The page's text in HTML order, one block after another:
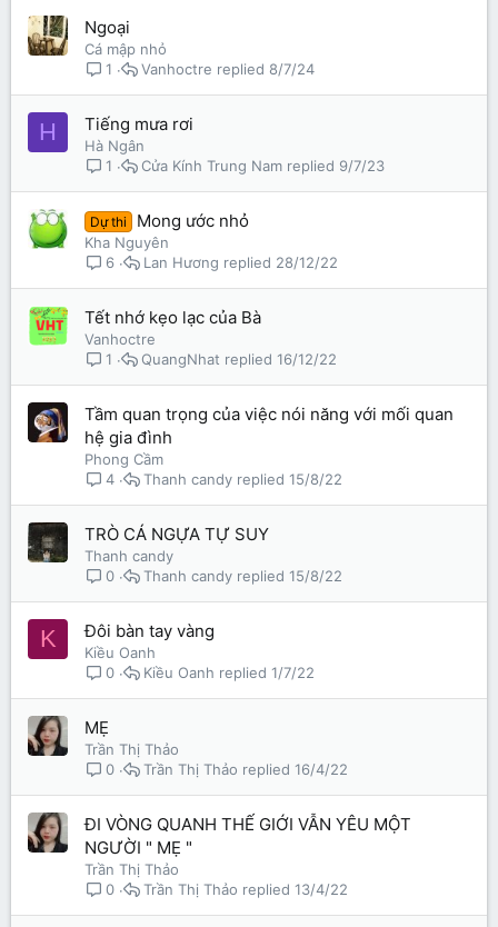
Ngoại
Cá mập nhỏ
1
8/7/24
Vanhoctre
H Tiếng mưa rơi
Hà Ngân
1
9/7/23
Cửa Kính Trung Nam
Dự thi Mong ước nhỏ
Kha Nguyên
6
28/12/22
Lan Hương
Tết nhớ kẹo lạc của Bà
Vanhoctre
1
16/12/22
QuangNhat
Tầm quan trọng của việc nói năng với mối quan
hệ gia đình
Phong Cầm
4
15/8/22
Thanh candy
TRÒ CÁ NGỰA TỰ SUY
Thanh candy
0
15/8/22
Thanh candy
K Đôi bàn tay vàng
Kiều Oanh
0
1/7/22
Kiều Oanh
MẸ
Trần Thị Thảo
0
16/4/22
Trần Thị Thảo
ĐI VÒNG QUANH THẾ GIỚI VẪN YÊU MỘT
NGƯỜI " MẸ "
Trần Thị Thảo
0
13/4/22
Trần Thị Thảo